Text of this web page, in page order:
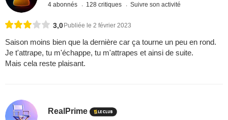
4 abonnés 128 critiques Suivre son activité
3,0 Publiée le 2 février 2023
Saison moins bien que la dernière car ça tourne un peu en rond.
Je t'attrape, tu m'échappe, tu m'attrapes et ainsi de suite.
Mais cela reste plaisant.
RealPrime